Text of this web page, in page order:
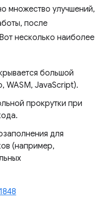
множество улучшений,
после
Вот несколько наиболее
большой
WASM, JavaScript).
прокрутки при
для
(например,